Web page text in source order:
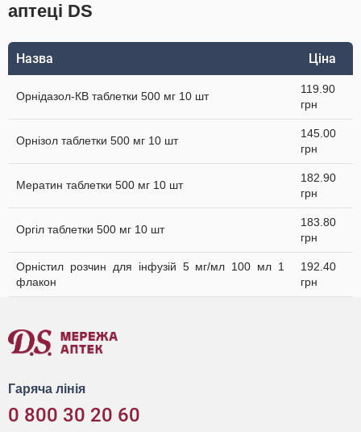
аптеці DS
Назва Ціна
Орнідазол-КВ таблетки 500 мг 10 шт
119.90
грн
Орнізол таблетки 500 мг 10 шт
145.00
грн
Мератин таблетки 500 мг 10 шт
182.90
грн
Оргіл таблетки 500 мг 10 шт
183.80
грн
Орністил розчин для інфузій 5 мг/мл 100 мл 1
флакон
192.40
грн
Гаряча лінія
0 800 30 20 60